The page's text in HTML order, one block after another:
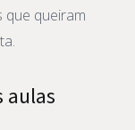
que queiram
aulas